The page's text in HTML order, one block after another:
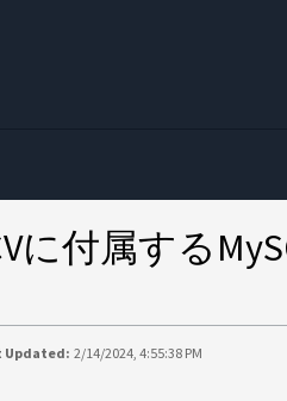
に付属する
Updated: 2/14/2024, 4:55:38 PM